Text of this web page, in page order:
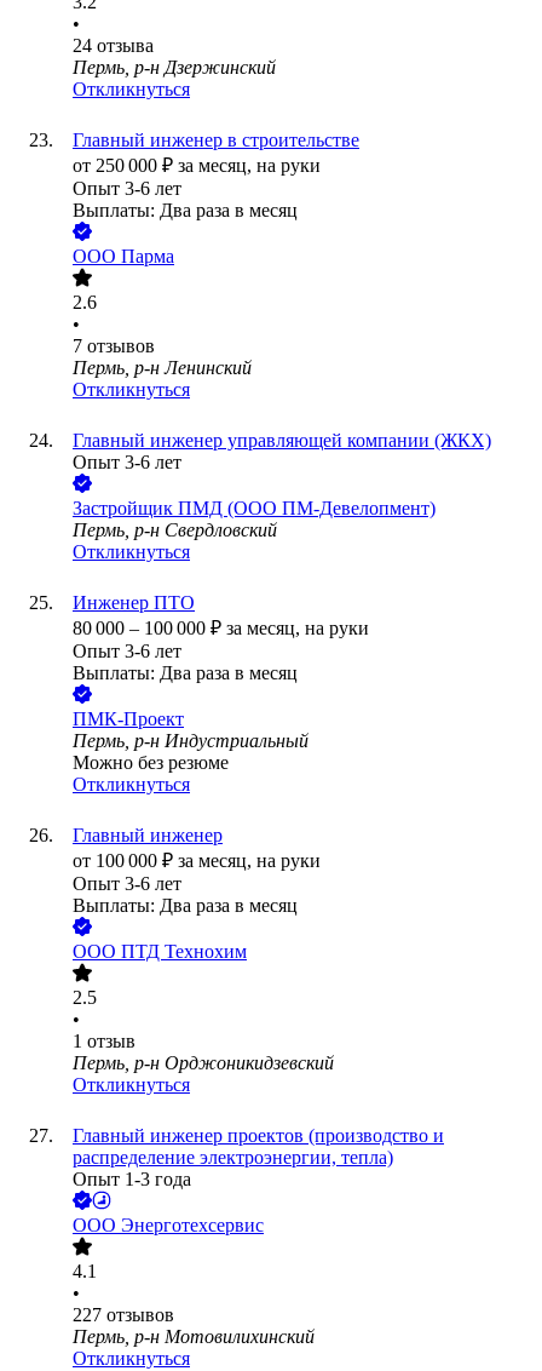
•
24 отзыва
Пермь, р-н Дзержинский
Откликнуться
Главный инженер в строительстве
от 250 000 ₽ за месяц, на руки
Опыт 3-6 лет
Выплаты: Два раза в месяц
ООО Парма
2.6
•
7 отзывов
Пермь, р-н Ленинский
Откликнуться
Главный инженер управляющей компании (ЖКХ)
Опыт 3-6 лет
Застройщик ПМД (ООО ПМ-Девелопмент)
Пермь, р-н Свердловский
Откликнуться
Инженер ПТО
80 000 – 100 000 ₽ за месяц, на руки
Опыт 3-6 лет
Выплаты: Два раза в месяц
ПМК-Проект
Пермь, р-н Индустриальный
Можно без резюме
Откликнуться
Главный инженер
от 100 000 ₽ за месяц, на руки
Опыт 3-6 лет
Выплаты: Два раза в месяц
ООО ПТД Технохим
2.5
•
1 отзыв
Пермь, р-н Орджоникидзевский
Откликнуться
Главный инженер проектов (производство и
распределение электроэнергии, тепла)
Опыт 1-3 года
ООО Энерготехсервис
4.1
•
227 отзывов
Пермь, р-н Мотовилихинский
Откликнуться